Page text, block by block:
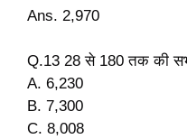
Ans. 2,970
Q.13 28 से 180 तक की
A. 6,230
B. 7,300
C. 8,008